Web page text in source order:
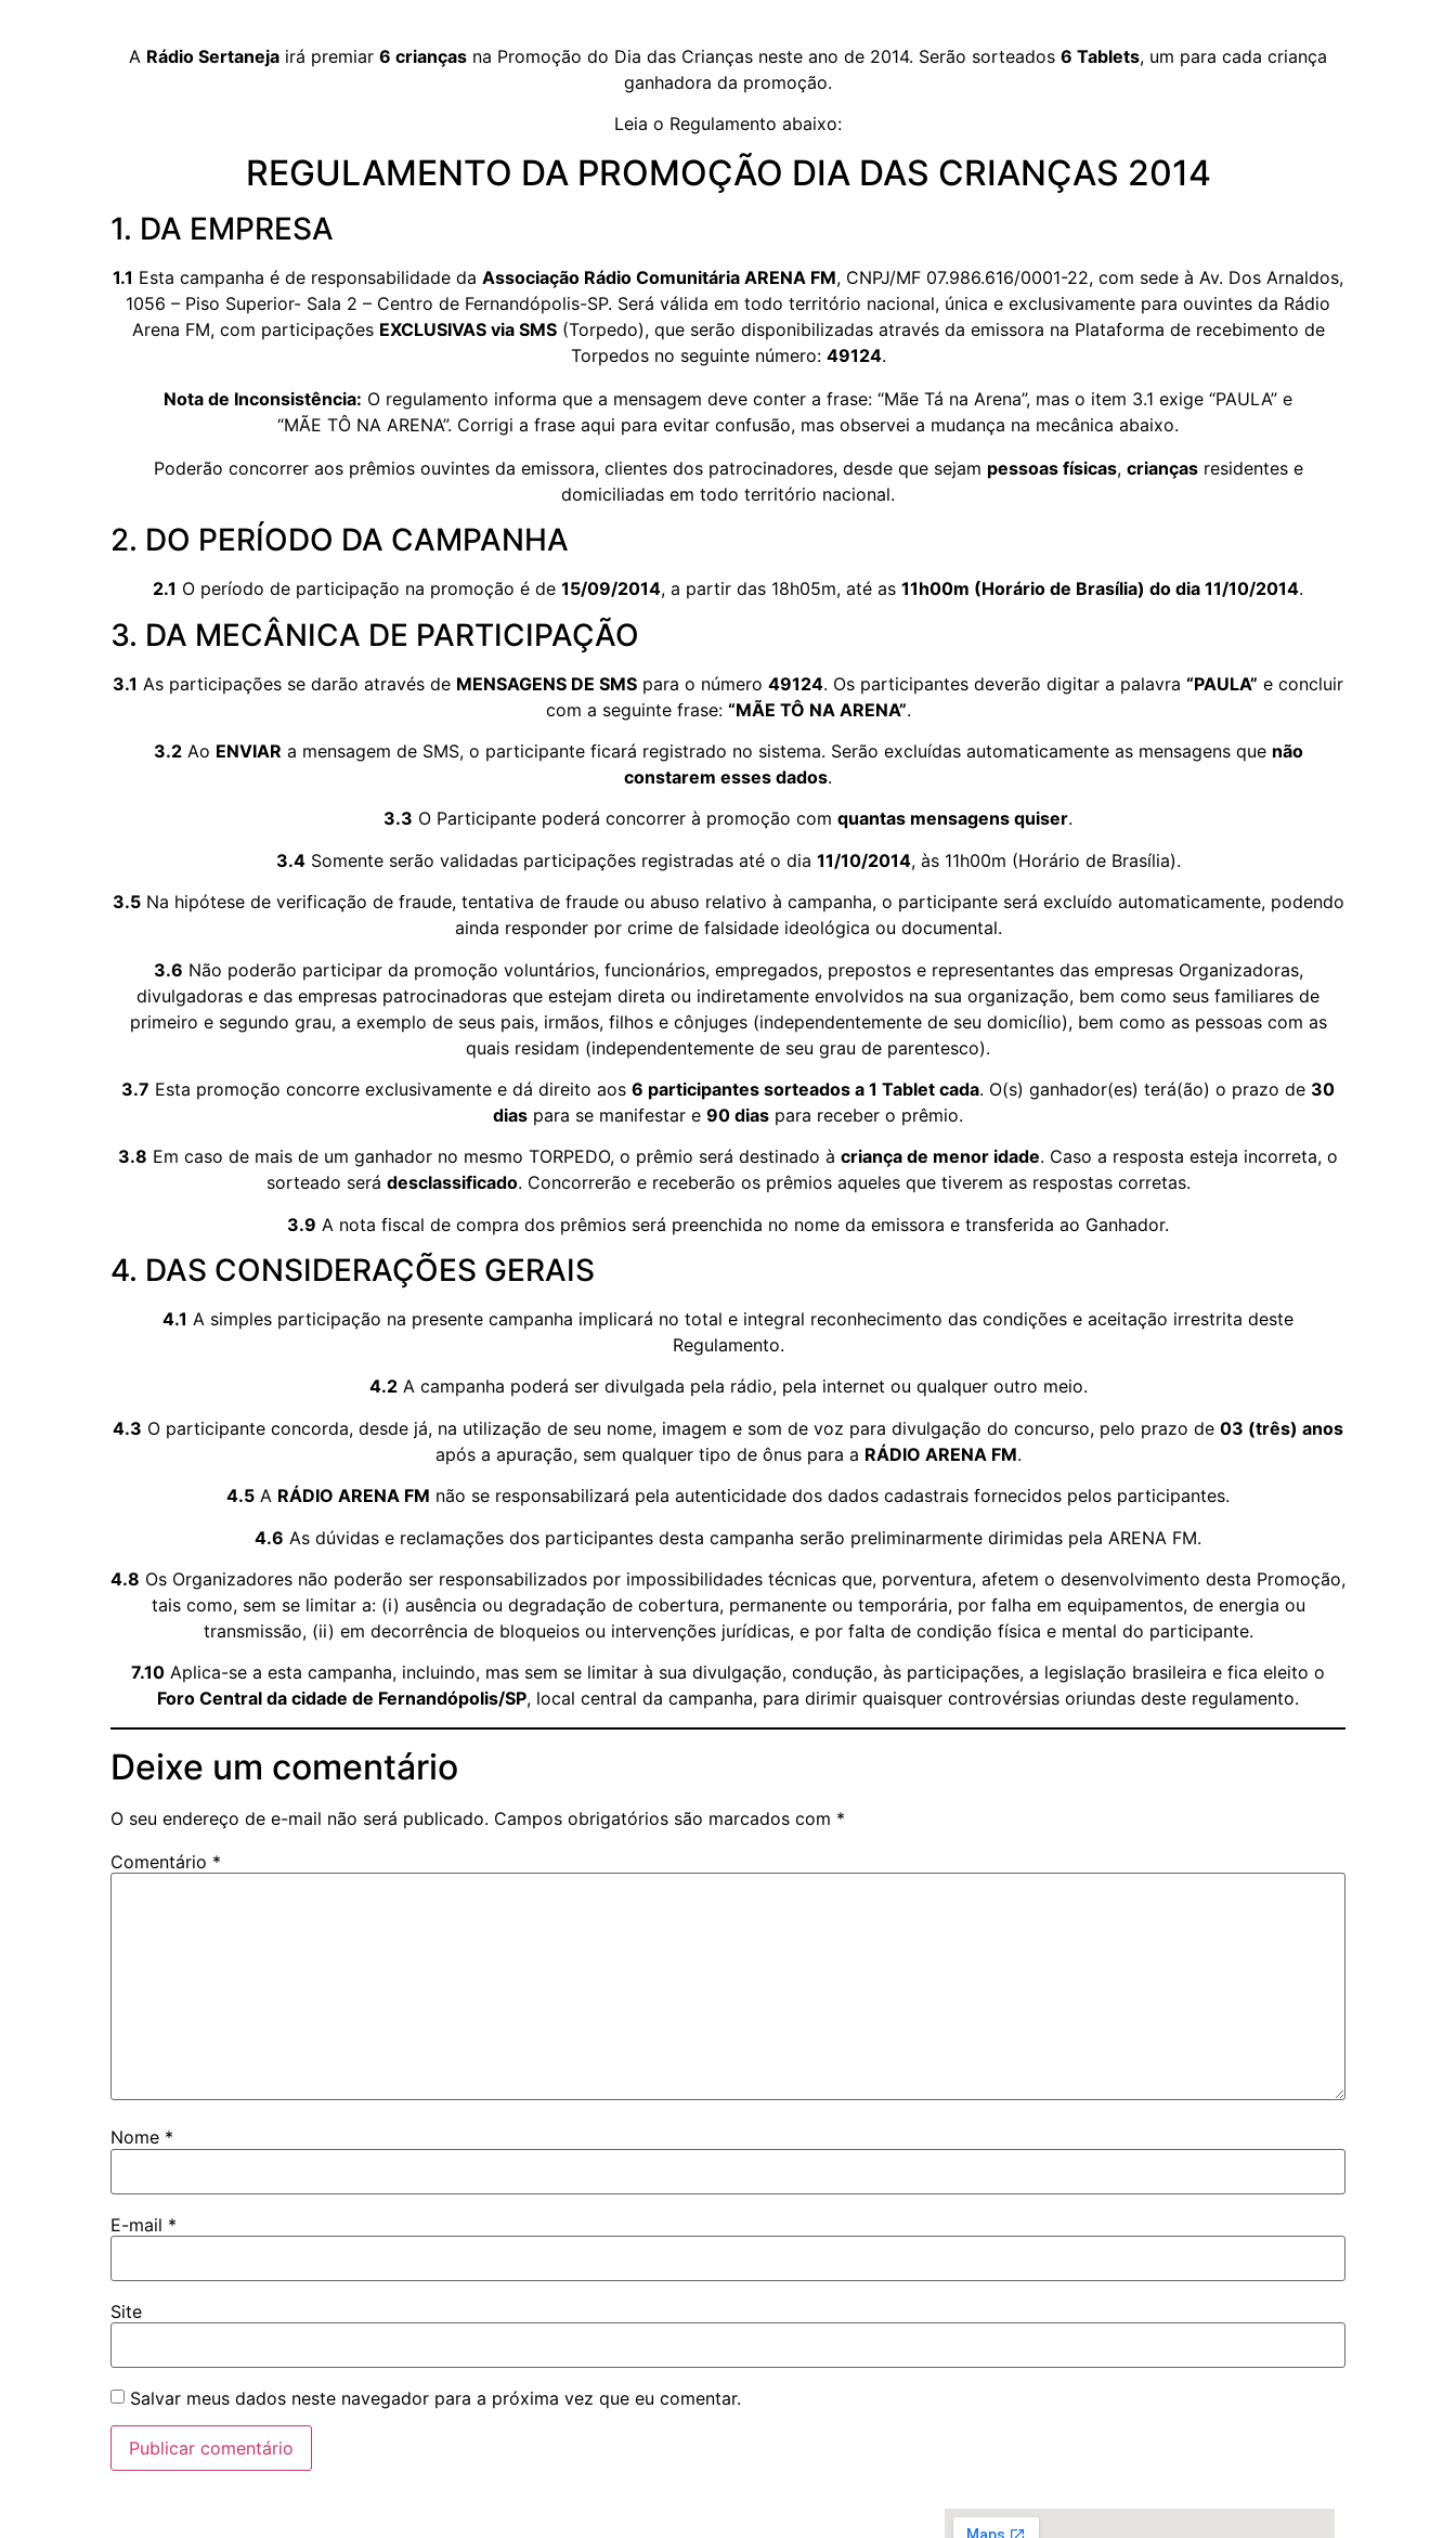
A Rádio Sertaneja irá premiar 6 crianças na Promoção do Dia das Crianças neste ano de 2014. Serão sorteados 6 Tablets, um para cada criança
ganhadora da promoção.
Leia o Regulamento abaixo:
REGULAMENTO DA PROMOÇÃO DIA DAS CRIANÇAS 2014
1. DA EMPRESA
1.1 Esta campanha é de responsabilidade da Associação Rádio Comunitária ARENA FM, CNPJ/MF 07.986.616/0001-22, com sede à Av. Dos Arnaldos,
1056 – Piso Superior- Sala 2 – Centro de Fernandópolis-SP. Será válida em todo território nacional, única e exclusivamente para ouvintes da Rádio
Arena FM, com participações EXCLUSIVAS via SMS(Torpedo), que serão disponibilizadas através da emissora na Plataforma de recebimento de
Torpedos no seguinte número: 49124.
Nota de Inconsistência: O regulamento informa que a mensagem deve conter a frase: “Mãe Tá na Arena”, mas o item 3.1 exige “PAULA” e
“MÃE TÔ NA ARENA”. Corrigi a frase aqui para evitar confusão, mas observei a mudança na mecânica abaixo.
Poderão concorrer aos prêmios ouvintes da emissora, clientes dos patrocinadores, desde que sejam pessoas físicas, criançasresidentes e
domiciliadas em todo território nacional.
2. DO PERÍODO DA CAMPANHA
2.1 O período de participação na promoção é de 15/09/2014, a partir das 18h05m, até as 11h00m (Horário de Brasília) do dia 11/10/2014.
3. DA MECÂNICA DE PARTICIPAÇÃO
3.1 As participações se darão através de MENSAGENS DE SMS para o número 49124. Os participantes deverão digitar a palavra “PAULA” e concluir
com a seguinte frase: “MÃE TÔ NA ARENA”.
3.2Ao ENVIAR a mensagem de SMS, o participante ficará registrado no sistema. Serão excluídas automaticamente as mensagens que não
constarem esses dados.
3.3 O Participante poderá concorrer à promoção com quantas mensagens quiser.
3.4Somente serão validadas participações registradas até o dia 11/10/2014, às 11h00m (Horário de Brasília).
3.5Na hipótese de verificação de fraude, tentativa de fraude ou abuso relativo à campanha, o participante será excluído automaticamente, podendo
ainda responder por crime de falsidade ideológica ou documental.
3.6 Não poderão participar da promoção voluntários, funcionários, empregados, prepostos e representantes das empresas Organizadoras,
divulgadoras e das empresas patrocinadoras que estejam direta ou indiretamente envolvidos na sua organização, bem como seus familiares de
primeiro e segundo grau, a exemplo de seus pais, irmãos, filhos e cônjuges (independentemente de seu domicílio), bem como as pessoas com as
quais residam (independentemente de seu grau de parentesco).
3.7 Esta promoção concorre exclusivamente e dá direito aos 6 participantes sorteados a 1 Tablet cada. O(s) ganhador(es) terá(ão) o prazo de 30
dias para se manifestar e 90 dias para receber o prêmio.
3.8 Em caso de mais de um ganhador no mesmo TORPEDO, o prêmio será destinado à criança de menor idade. Caso a resposta esteja incorreta, o
sorteado será desclassificado. Concorrerão e receberão os prêmios aqueles que tiverem as respostas corretas.
3.9 A nota fiscal de compra dos prêmios será preenchida no nome da emissora e transferida ao Ganhador.
4. DAS CONSIDERAÇÕES GERAIS
4.1 A simples participação na presente campanha implicará no total e integral reconhecimento das condições e aceitação irrestrita deste
Regulamento.
4.2A campanha poderá ser divulgada pela rádio, pela internet ou qualquer outro meio.
4.3 O participante concorda, desde já, na utilização de seu nome, imagem e som de voz para divulgação do concurso, pelo prazo de 03 (três) anos
após a apuração, sem qualquer tipo de ônus para a RÁDIO ARENA FM.
4.5 A RÁDIO ARENA FM não se responsabilizará pela autenticidade dos dados cadastrais fornecidos pelos participantes.
4.6 As dúvidas e reclamações dos participantes desta campanha serão preliminarmente dirimidas pela ARENA FM.
4.8 Os Organizadores não poderão ser responsabilizados por impossibilidades técnicas que, porventura, afetem o desenvolvimento desta Promoção,
tais como, sem se limitar a: (i) ausência ou degradação de cobertura, permanente ou temporária, por falha em equipamentos, de energia ou
transmissão, (ii) em decorrência de bloqueios ou intervenções jurídicas, e por falta de condição física e mental do participante.
7.10 Aplica-se a esta campanha, incluindo, mas sem se limitar à sua divulgação, condução, às participações, a legislação brasileira e fica eleito o
Foro Central da cidade de Fernandópolis/SP, local central da campanha, para dirimir quaisquer controvérsias oriundas deste regulamento.
Deixe um comentário
O seu endereço de e-mail não será publicado. Campos obrigatórios são marcados com *
Comentário *
Nome *
E-mail *
Site
Salvar meus dados neste navegador para a próxima vez que eu comentar.